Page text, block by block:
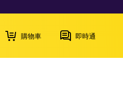
購物車 即時通